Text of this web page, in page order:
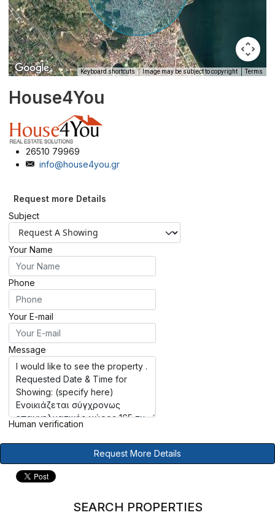
Keyboard shortcuts Image may be subject to copyright Terms
House4You
26510 79969
info@house4you.gr
Request more Details
Subject
Your Name
Phone
Your E-mail
Message
Human verification
Request More Details
SEARCH PROPERTIES